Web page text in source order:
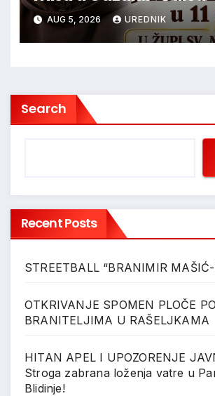
AUG 5, 2026 UREDNIK
Search
Recent Posts
STREETBALL “BRANIMIR
OTKRIVANJE SPOMEN PLOČE
BRANITELJIMA U RAŠELJKAMA
HITAN APEL I UPOZORENJE
Stroga zabrana loženja vatre u
Blidinje!